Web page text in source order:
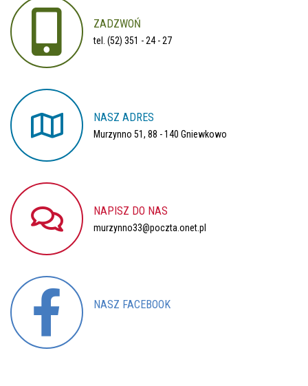
ZADZWOŃ
tel. (52) 351 - 24 - 27
NASZ ADRES
Murzynno 51, 88 - 140 Gniewkowo
NAPISZ DO NAS
murzynno33@poczta.onet.pl
NASZ FACEBOOK